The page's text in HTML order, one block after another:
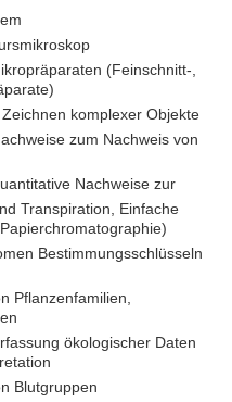
(Feinschnitt-,
komplexer Objekte
zum Nachweis von
Nachweise zur
Transpiration, Einfache
Bestimmungsschlüsseln
Pflanzenfamilien,
ökologischer Daten
Blutgruppen